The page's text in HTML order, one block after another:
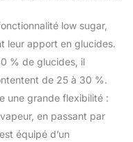
le riz ou
ingrédients ne
TIMER ET
DE
AU
qui vous
de préparer
low sugar,
leur apport en glucides.
% de glucides, il
de 25 à 30 %.
une grande flexibilité :
en passant par
équipé d’un